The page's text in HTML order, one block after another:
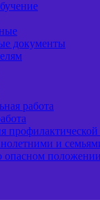
документы
работа
и
опасном положении